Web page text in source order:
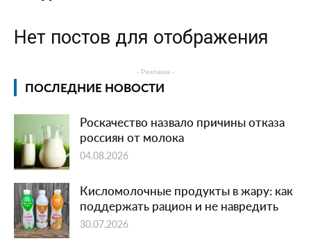
Нет постов для отображения
- Реклама -
ПОСЛЕДНИЕ НОВОСТИ
Роскачество назвало причины отказа
россиян от молока
04.08.2026
Кисломолочные продукты в жару: как
поддержать рацион и не навредить
30.07.2026